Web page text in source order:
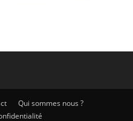
Qui sommes nous ?